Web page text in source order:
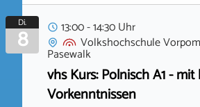
Di.
8
13:00 - 14:30 Uhr
Volkshochschule
Pasewalk
vhs Kurs: Polnisch A1 -
Vorkenntnissen